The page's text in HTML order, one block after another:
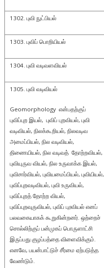
1302. புவி நுட்பியல்
1303. புவிப் பொறியியல்
1304. புவி வடிவளவியல்
1305. புவி வடிவியல்
Geomorphology என்பதற்குப்
புவிப்புற இயல், புவிப் புறவியல், புவி
வடிவியல், நிலக்கூறியல், நிலவடிவ
அமைப்பியல், நில வடிவியல்,
திணையியல், நில வடிவத் தோற்றவியல்,
புவியுருவ வியல், நில உருவாக்க இயல்,
புவிசார்வியல், புவியமைப்பியல், புவியியல்,
புவிப்புறவடிவியல், புவி உருவியல்,
புவிப்புறத் தோற்ற வியல்,
புவிப்புறவுருவியல், புவிப் புரவியல் எனப்
பலவகையாகக் கூறுகின்றனர். ஒற்றைச்
சொல்லிற்குப் பன்முகப் பொருளாட்சி
இருப்பது குழப்பத்தை விளைவிக்கும்.
எனவே, பயன்பாட்டுச் சீர்மை ஏற்படுத்த
வேண்டும்.